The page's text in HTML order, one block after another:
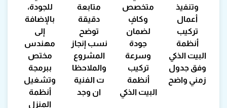
وتنفيذ
أعمال
تركيب
أنظمة
البيت الذكي
وفق جدول
زمني واضح
متخصص
وكافٍ
لضمان
جودة
وسرعة
تركيب
أنظمة
البيت الذكي
متابعة
دقيقة
توضح
نسب إنجاز
المشروع
والملاحظا
ت الفنية
ان وجد
للجودة،
بالإضافة
إلى
مهندس
مختص
ببرمجة
وتشغيل
أنظمة
المنزل